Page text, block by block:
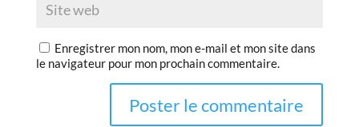
Enregistrer mon nom, mon e-mail et mon site dans
le navigateur pour mon prochain commentaire.